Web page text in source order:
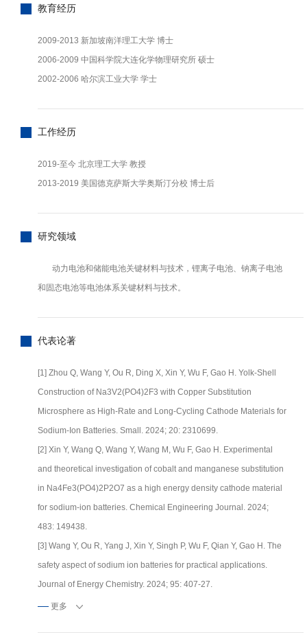
教育经历
2009-2013 新加坡南洋理工大学 博士
2006-2009 中国科学院大连化学物理研究所 硕士
2002-2006 哈尔滨工业大学 学士
工作经历
2019-至今 北京理工大学 教授
2013-2019 美国德克萨斯大学奥斯汀分校 博士后
研究领域
动力电池和储能电池关键材料与技术，锂离子电池、钠离子电池
和固态电池等电池体系关键材料与技术。
代表论著
[1] Zhou Q, Wang Y, Ou R, Ding X, Xin Y, Wu F, Gao H. Yolk-Shell
Construction of Na3V2(PO4)2F3 with Copper Substitution
Microsphere as High-Rate and Long-Cycling Cathode Materials for
Sodium-Ion Batteries. Small. 2024; 20: 2310699.
[2] Xin Y, Wang Q, Wang Y, Wang M, Wu F, Gao H. Experimental
and theoretical investigation of cobalt and manganese substitution
in Na4Fe3(PO4)2P2O7 as a high energy density cathode material
for sodium-ion batteries. Chemical Engineering Journal. 2024;
483: 149438.
[3] Wang Y, Ou R, Yang J, Xin Y, Singh P, Wu F, Qian Y, Gao H. The
safety aspect of sodium ion batteries for practical applications.
Journal of Energy Chemistry. 2024; 95: 407-27.
[4] Jiang C, Wang Y, Xin Y, Zhou Q, Pang Y, Chen B, Wang Z, Gao
更多